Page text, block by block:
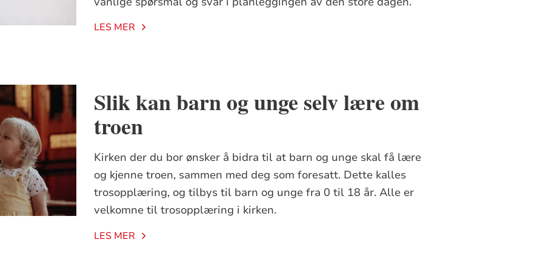
og hindre dem ikke! For Guds rike tilhører slike som dem.
Sannelig, jeg sier dere: Den
et lite barn, skal ikke komme inn i det.» Og han tok dem inn til seg, la hendene på dem og
LES MER
Slik kan barn og unge selv lære om
troen
Kirken der du bor ønsker å bidra til at barn og unge skal få lære
og kjenne troen, sammen med deg som foresatt. Dette kalles
trosopplæring, og tilbys til barn og unge fra 0 til 18 år. Alle er
velkomne til trosopplæring i kirken.
LES MER